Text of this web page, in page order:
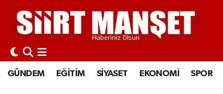
GÜNDEM EĞİTİM SİYASET EKONOMİ SPOR
GÜNDEM
EĞİTİM
SİYASET
Siirt Nöbetçi Eczaneler
Siirt Hava Durumu
Siirt Namaz Vakitleri